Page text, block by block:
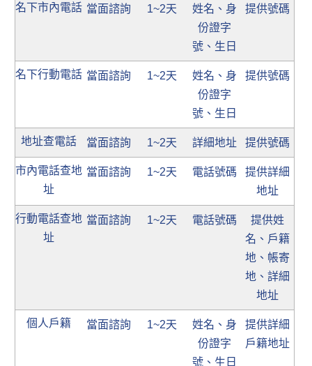
名下市內電話 當面諮詢 1~2天
姓名、身
份證字
號、生日
提供號碼
名下行動電話 當面諮詢 1~2天
姓名、身
份證字
號、生日
提供號碼
地址查電話 當面諮詢 1~2天 詳細地址 提供號碼
市內電話查地
址
當面諮詢 1~2天 電話號碼
提供詳細
地址
行動電話查地
址
當面諮詢 1~2天 電話號碼
提供姓
名、戶籍
地、帳寄
地、詳細
地址
個人戶籍 當面諮詢 1~2天
姓名、身
份證字
號、生日
提供詳細
戶籍地址